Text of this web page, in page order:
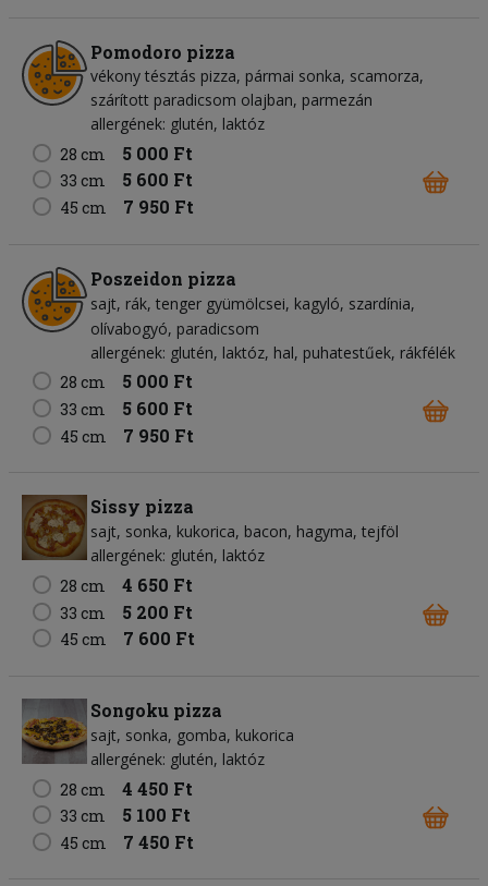
Pomodoro pizza
vékony tésztás pizza, pármai sonka, scamorza,
szárított paradicsom olajban, parmezán
allergének: glutén, laktóz
28 cm
5 000 Ft
33 cm 5 600 Ft
45 cm 7 950 Ft
Poszeidon pizza
sajt rák tenger gyümölcsei kagyló szardínia
olívabogyó paradicsom
allergének: glutén, laktóz, hal, puhatestűek, rákfélék
28 cm
5 000 Ft
33 cm 5 600 Ft
45 cm 7 950 Ft
Sissy pizza
sajt sonka kukorica bacon hagyma tejföl
allergének: glutén, laktóz
28 cm
4 650 Ft
33 cm 5 200 Ft
45 cm 7 600 Ft
Songoku pizza
sajt sonka gomba kukorica
allergének: glutén, laktóz
28 cm
4 450 Ft
33 cm 5 100 Ft
45 cm 7 450 Ft